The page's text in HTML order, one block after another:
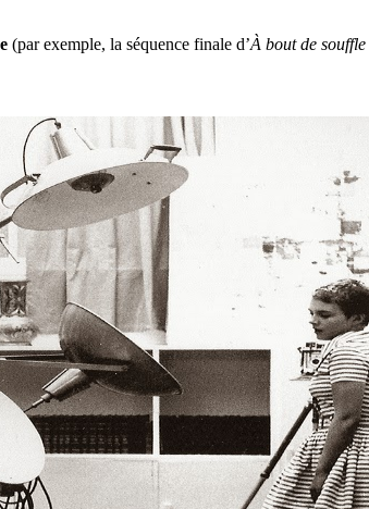
(par exemple, la séquence finale d’À bout de souffle